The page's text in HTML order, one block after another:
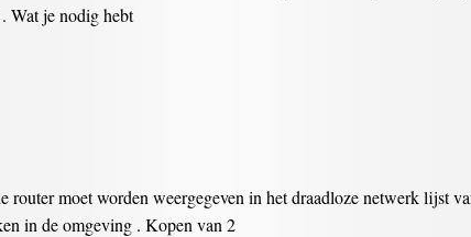
Wat je nodig hebt
router moet worden weergegeven in het draadloze netwerk lijst
in de omgeving . Kopen van 2